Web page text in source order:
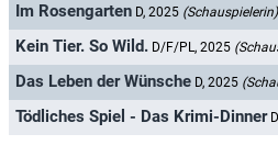
Im Rosengarten D, 2025 (Schauspielerin)
Kein Tier. So Wild. D/F/PL, 2025
Das Leben der Wünsche D, 2025
Tödliches Spiel - Das Krimi-Dinner